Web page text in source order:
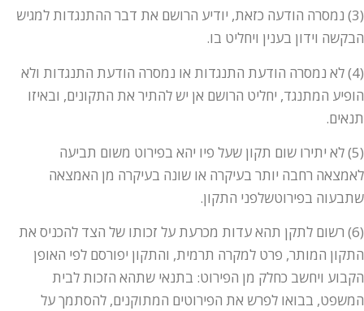
(3) נמסרה הודעה כזאת, יודיע הרושם את דבר ההתנגדות למגיש
הבקשה וידון בענין ויחליט בו.
(4) לא נמסרה הודעת התנגדות או נמסרה הודעת התנגדות ולא
הופיע המתנגד, יחליט הרושם אן יש להתיר את התקונים, ובאיזו
תנאים.
(5) לא יתירו שום תקון שעל פיו יהא בפירוט משום תביעה
לאמצאה רחבה יותר בעיקרה או שונה בעיקרה מן האמצאה
שתבעוה בפירוטשלפני התקון.
(6) רשום לתקן תהא עדות מכרעת על זכותו של הצד להכניס את
התקון המותר, פרט למקרה תרמית, והתקון יפורסם לפי האופן
הקבוע ויחשב כחלק מן הפירוט: בתנאי שתהא הזכות לבית
המשפט, בבואו לפרש את הפירוטים המתוקנים, להסתמך על